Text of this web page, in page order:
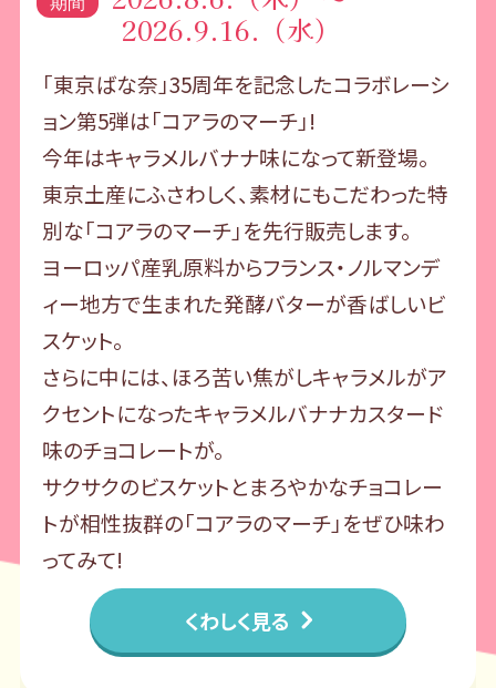
2026.9.16.（水）
「東京ばな奈」35周年を記念したコラボレーシ
ョン第5弾は「コアラのマーチ」!
今年はキャラメルバナナ味になって新登場。
東京土産にふさわしく、素材にもこだわった特
別な「コアラのマーチ」を先行販売します。
ヨーロッパ産乳原料からフランス・ノルマンデ
ィー地方で生まれた発酵バターが香ばしいビ
スケット。
さらに中には、ほろ苦い焦がしキャラメルがア
クセントになったキャラメルバナナカスタード
味のチョコレートが。
サクサクのビスケットとまろやかなチョコレー
トが相性抜群の「コアラのマーチ」をぜひ味わ
ってみて!
くわしく見る